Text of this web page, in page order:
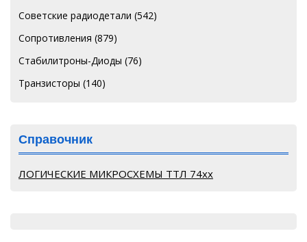
Советские радиодетали (542)
Сопротивления (879)
Стабилитроны-Диоды (76)
Транзисторы (140)
Справочник
ЛОГИЧЕСКИЕ МИКРОСХЕМЫ ТТЛ 74хх